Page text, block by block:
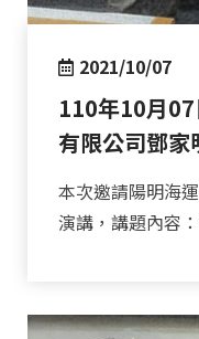
2021/10/07
110年10月
有限公司鄧
本次邀請陽明海
演講，講題內容